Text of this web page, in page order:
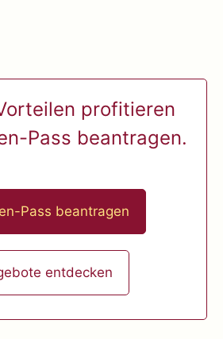
profitieren
Pass beantragen.
Pass beantragen
entdecken